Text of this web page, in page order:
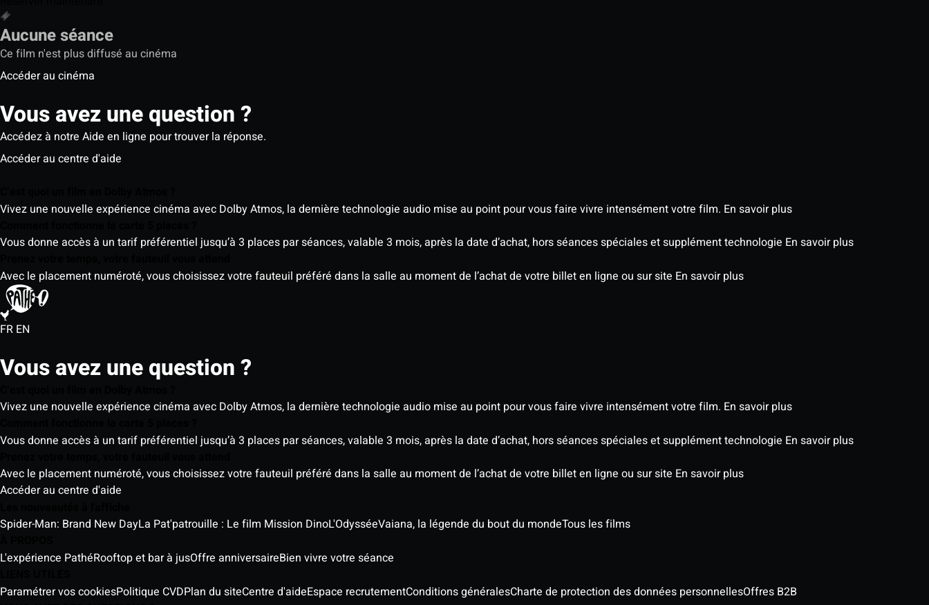
Aucune séance
Ce film n'est plus diffusé au cinéma
Accéder au cinéma
Vous avez une question ?
Accédez à notre Aide en ligne pour trouver la réponse.
Accéder au centre d'aide
Vivez une nouvelle expérience cinéma avec Dolby Atmos, la dernière technologie audio mise au point pour vous faire vivre intensément votre film. En savoir plus
Vous donne accès à un tarif préférentiel jusqu’à 3 places par séances, valable 3 mois, après la date d’achat, hors séances spéciales et supplément technologie En savoir plus
Avec le placement numéroté, vous choisissez votre fauteuil préféré dans la salle au moment de l’achat de votre billet en ligne ou sur site En savoir plus
FR EN
Vous avez une question ?
Vivez une nouvelle expérience cinéma avec Dolby Atmos, la dernière technologie audio mise au point pour vous faire vivre intensément votre film. En savoir plus
Vous donne accès à un tarif préférentiel jusqu’à 3 places par séances, valable 3 mois, après la date d’achat, hors séances spéciales et supplément technologie En savoir plus
Avec le placement numéroté, vous choisissez votre fauteuil préféré dans la salle au moment de l’achat de votre billet en ligne ou sur site En savoir plus
Accéder au centre d'aide
Spider-Man: Brand New DayLa Pat'patrouille : Le film Mission DinoL'OdysséeVaiana, la légende du bout du mondeTous les films
L'expérience PathéRooftop et bar à jusOffre anniversaireBien vivre votre séance
Paramétrer vos cookiesPolitique CVDPlan du siteCentre d'aideEspace recrutementConditions généralesCharte de protection des données personnellesOffres B2B